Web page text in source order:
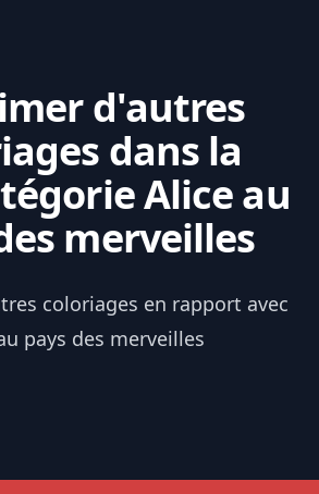
d'autres
dans la
Alice au
merveilles
coloriages en rapport avec
pays des merveilles